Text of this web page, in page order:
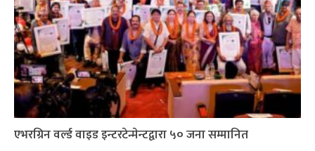
एभरग्रिन वर्ल्ड वाइड इन्टरटेन्मेन्टद्वारा ५० जना सम्मानित